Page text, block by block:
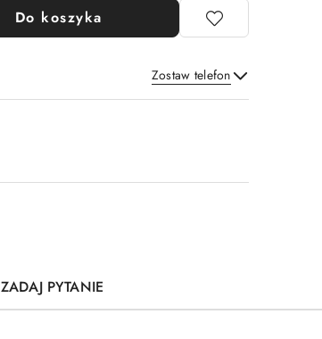
Do koszyka
Zostaw telefon
Wyślij
ZADAJ PYTANIE